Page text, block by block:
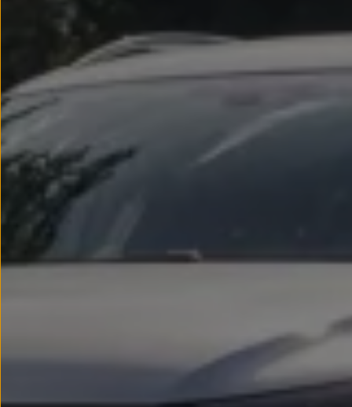
Modelos anteriores
Beetle
Scirocco
Jetta
Tiguan
Touareg
Touran